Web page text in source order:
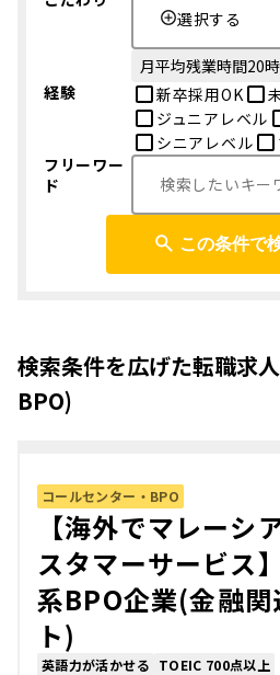
選択する
月平均残業時間20
経験
新卒採用OK
ジュニアレベル
シニアレベル
フリーワー
ド
この条件で
検索条件を広げた転職求
BPO)
コールセンター・BPO
【海外でマレーシ
スタマーサービス
系BPO企業(金融関
ト)
英語力が活かせる TOEIC 700点以上